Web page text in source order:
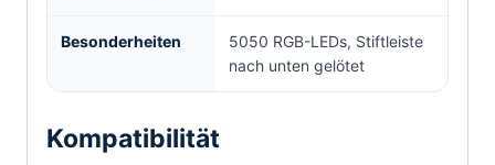
Besonderheiten
5050 RGB-LEDs, Stiftleiste
nach unten gelötet
Kompatibilität